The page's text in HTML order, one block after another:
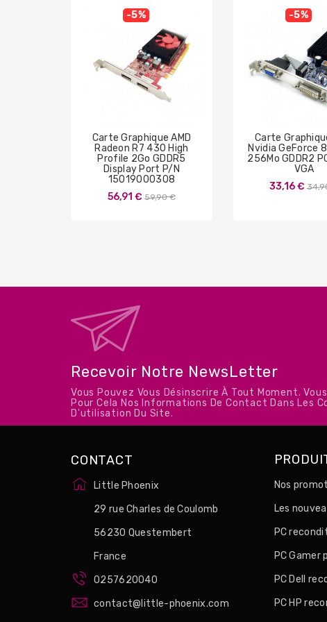
-5%
Carte Graphique AMD
Radeon R7 430 High
Profile 2Go GDDR5
Display Port P/N
15019000308
56,91 € Prix
59,90 €
-5%
Carte
Nvidia GeForce
256Mo GDDR2
VGA
33,16 € Prix
Recevoir Notre NewsLetter
Vous Pouvez Vous Désinscrire À Tout Moment.
Pour Cela Nos Informations De Contact Dans Les
D'utilisation Du Site.
CONTACT
Little Phoenix
29 rue Charles de Coulomb
56230 Questembert
France
0257620040
contact@little-phoenix.com
Nos
Les
PC
PC Gamer
PC Dell
PC HP